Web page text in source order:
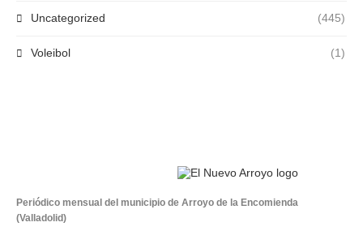
Uncategorized (445)
Voleibol (1)
Periódico mensual del municipio de Arroyo de la Encomienda
(Valladolid)